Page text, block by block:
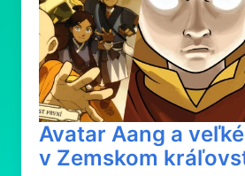
Avatar Aang a
v Zemskom